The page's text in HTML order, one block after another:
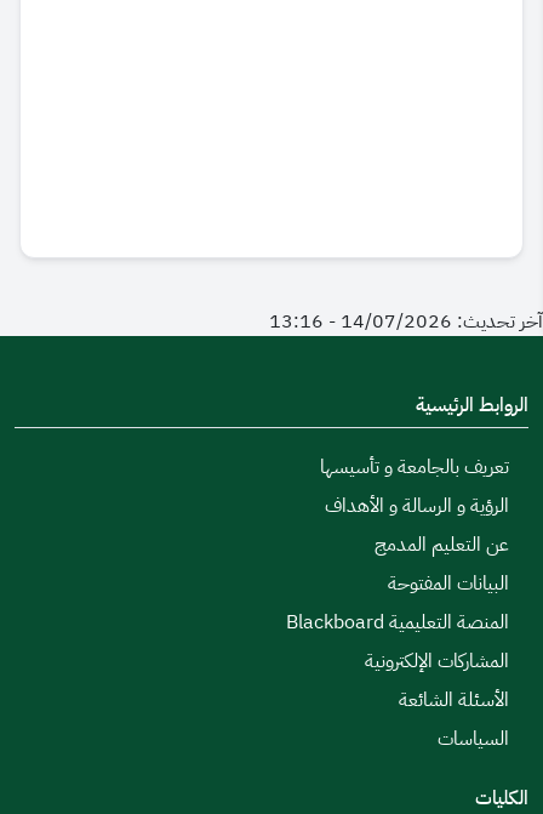
آخر تحديث: 14/07/2026 - 13:16
الروابط الرئيسية
تعريف بالجامعة و تأسيسها
الرؤية و الرسالة و الأهداف
عن التعليم المدمج
البيانات المفتوحة
المنصة التعليمية Blackboard
المشاركات الإلكترونية
الأسئلة الشائعة
السياسات
الكليات